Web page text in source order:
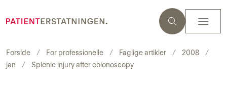
Forside For professionelle Faglige artikler
2008
jan
Splenic injury after colonoscopy